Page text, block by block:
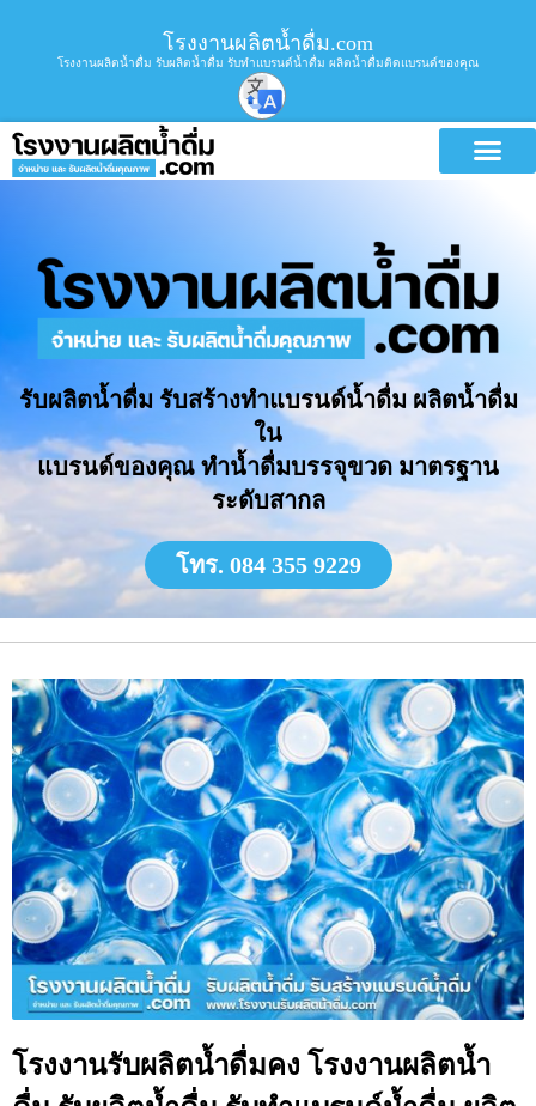
โรงงานผลิตน้ำดื่ม.com
โรงงานผลิตน้ำดื่ม รับผลิตน้ำดื่ม รับทำแบรนด์น้ำดื่ม ผลิตน้ำดื่มติดแบรนด์ของคุณ
รับผลิตน้ำดื่ม รับสร้างทำแบรนด์น้ำดื่ม ผลิตน้ำดื่ม
ใน
แบรนด์ของคุณ ทำน้ำดื่มบรรจุขวด มาตรฐาน
ระดับสากล
โทร. 084 355 9229
โรงงานรับผลิตน้ำดื่มคง โรงงานผลิตน้ำ